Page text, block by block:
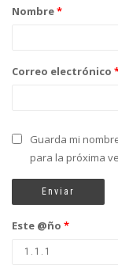
Nombre*
Correo electrónico
Guarda mi
para la próxima
Este @ño *